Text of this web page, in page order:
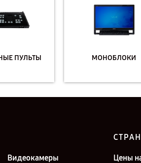
ПУЛЬТЫ МОНОБЛОКИ
Видеокамеры Цены